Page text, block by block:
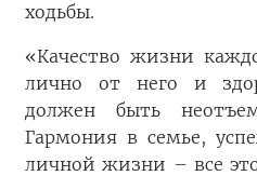
ходьбы.
«Качество жизни
лично от него и
должен быть
Гармония в семье,
личной жизни – все это